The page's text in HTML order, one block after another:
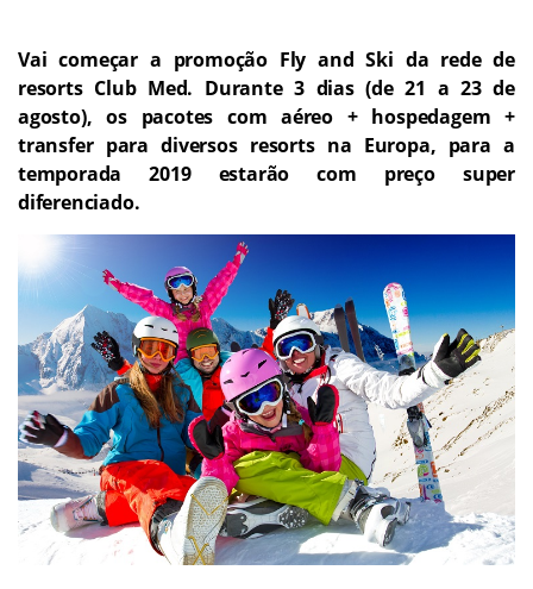
Vai começar a promoção Fly and Ski da rede de
resorts Club Med. Durante 3 dias (de 21 a 23 de
agosto), os pacotes com aéreo + hospedagem +
transfer para diversos resorts na Europa, para a
temporada 2019 estarão com preço super
diferenciado.